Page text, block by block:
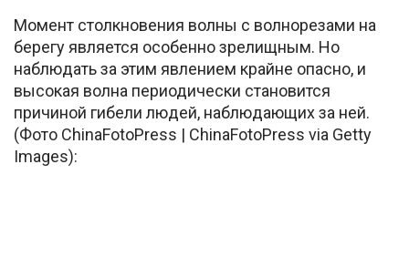
Момент столкновения волны с волнорезами на
берегу является особенно зрелищным. Но
наблюдать за этим явлением крайне опасно, и
высокая волна периодически становится
причиной гибели людей, наблюдающих за ней.
(Фото ChinaFotoPress | ChinaFotoPress via Getty
Images):